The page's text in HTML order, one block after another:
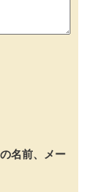
名前、メー